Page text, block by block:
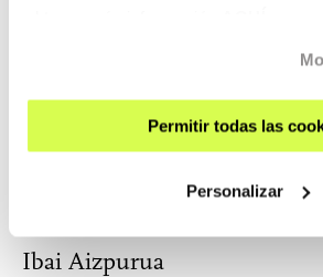
Permitir todas las
Personalizar
MÁS INFORMACIÓN
Ibai Aizpurua